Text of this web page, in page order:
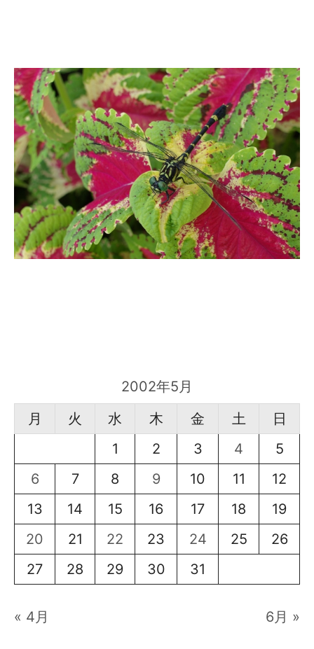
2002年5月
月
火 水 木 金 土
日
1
2 3 4
5
6
7 8 9 10 11
12
13
14 15 16 17 18
19
20
21 22 23 24 25
26
27
28 29 30 31
« 4月 6月 »